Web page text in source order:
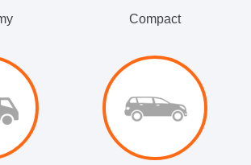
Compact